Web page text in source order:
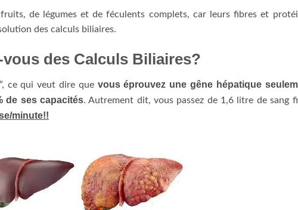
de légumes et de féculents complets, car leurs fibres et
des calculs biliaires.
vous des Calculs Biliaires?
ce qui veut dire quevous éprouvez une gêne hépatique
de ses capacités. Autrement dit, vous passez de 1,6 litre de sang
minute!!